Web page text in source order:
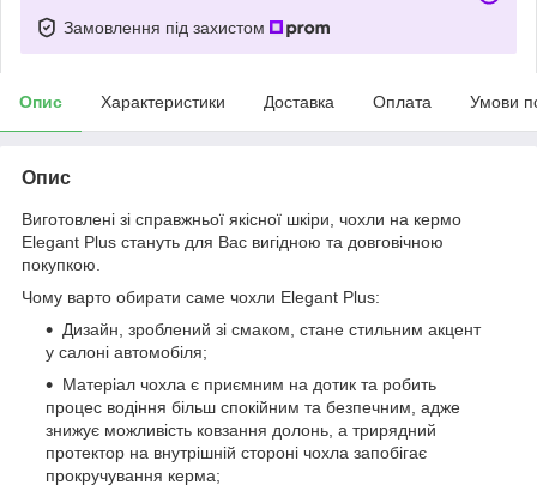
Замовлення під захистом
Опис Характеристики Доставка Оплата Умови
Опис
Виготовлені зі справжньої якісної шкіри, чохли на кермо
Elegant Plus стануть для Вас вигідною та довговічною
покупкою.
Чому варто обирати саме чохли Elegant Plus:
Дизайн, зроблений зі смаком, стане стильним акцент
у салоні автомобіля;
Матеріал чохла є приємним на дотик та робить
процес водіння більш спокійним та безпечним, адже
знижує можливість ковзання долонь, а трирядний
протектор на внутрішній стороні чохла запобігає
прокручування керма;